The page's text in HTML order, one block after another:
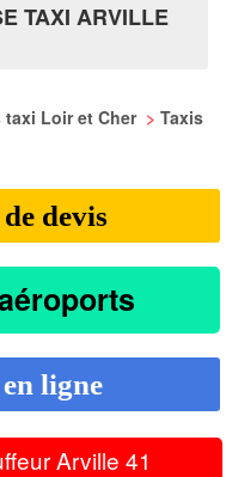
TAXI ARVILLE
taxi Loir et Cher > Taxis
devis
ligne
Arville 41